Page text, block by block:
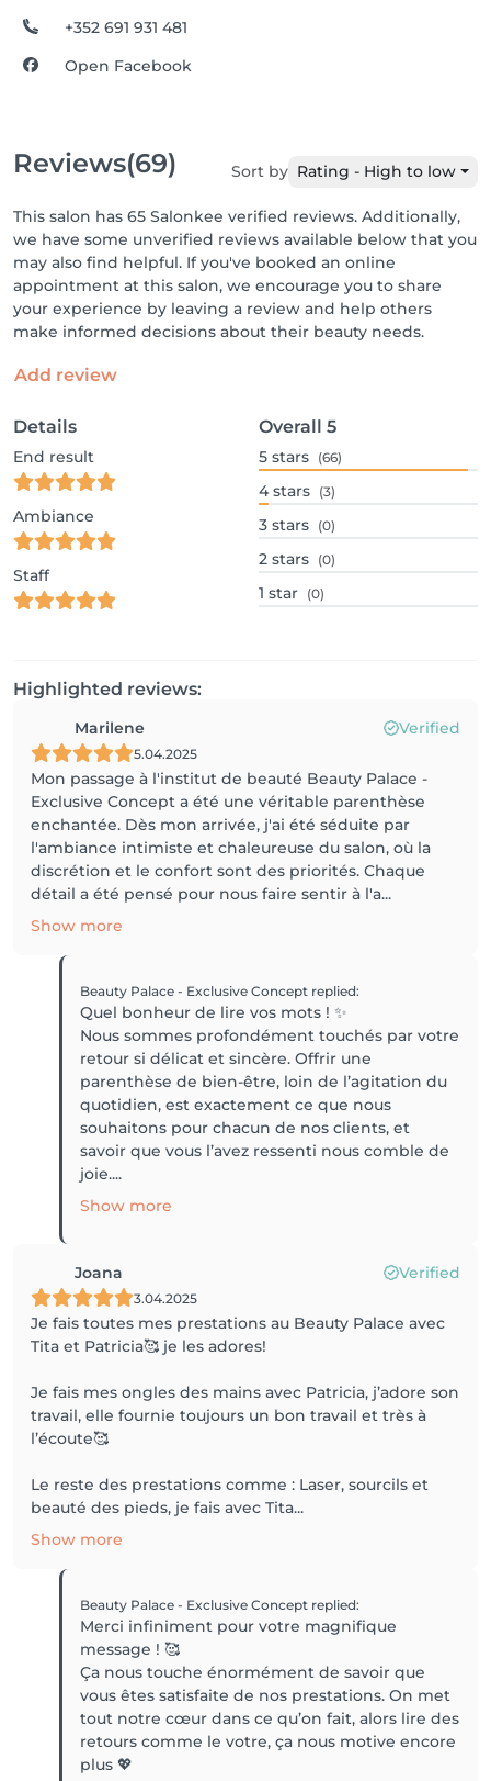
+352 691 931 481
Open Facebook
Reviews(69) Sort by Rating - High to low
This salon has 65 Salonkee verified reviews. Additionally,
we have some unverified reviews available below that you
may also find helpful. If you've booked an online
appointment at this salon, we encourage you to share
your experience by leaving a review and help others
make informed decisions about their beauty needs.
Add review
Details
End result
Ambiance
Staff
Overall 5
5 stars (66)
4 stars (3)
3 stars (0)
2 stars (0)
1 star (0)
Highlighted reviews:
Marilene Verified
5.04.2025
Mon passage à l'institut de beauté Beauty Palace -
Exclusive Concept a été une véritable parenthèse
enchantée. Dès mon arrivée, j'ai été séduite par
l'ambiance intimiste et chaleureuse du salon, où la
discrétion et le confort sont des priorités. Chaque
détail a été pensé pour nous faire sentir à l'a...
Show more
Beauty Palace - Exclusive Concept replied:
Quel bonheur de lire vos mots ! ✨
Nous sommes profondément touchés par votre
retour si délicat et sincère. Offrir une
parenthèse de bien-être, loin de l’agitation du
quotidien, est exactement ce que nous
souhaitons pour chacun de nos clients, et
savoir que vous l’avez ressenti nous comble de
joie....
Show more
Joana Verified
3.04.2025
Je fais toutes mes prestations au Beauty Palace avec
Tita et Patricia🥰 je les adores!
Je fais mes ongles des mains avec Patricia, j’adore son
travail, elle fournie toujours un bon travail et très à
l’écoute🥰
Le reste des prestations comme : Laser, sourcils et
beauté des pieds, je fais avec Tita...
Show more
Beauty Palace - Exclusive Concept replied:
Merci infiniment pour votre magnifique
message ! 🥰
Ça nous touche énormément de savoir que
vous êtes satisfaite de nos prestations. On met
tout notre cœur dans ce qu’on fait, alors lire des
retours comme le votre, ça nous motive encore
plus 💖